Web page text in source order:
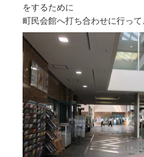
をするために
町民会館へ打ち合わせに行って